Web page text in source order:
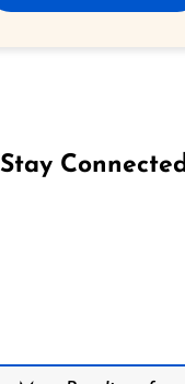
Stay Connected